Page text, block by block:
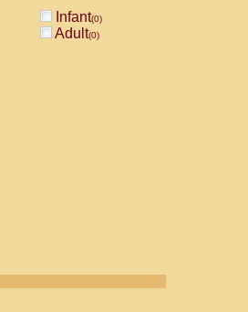
Infant(0)
Adult(0)